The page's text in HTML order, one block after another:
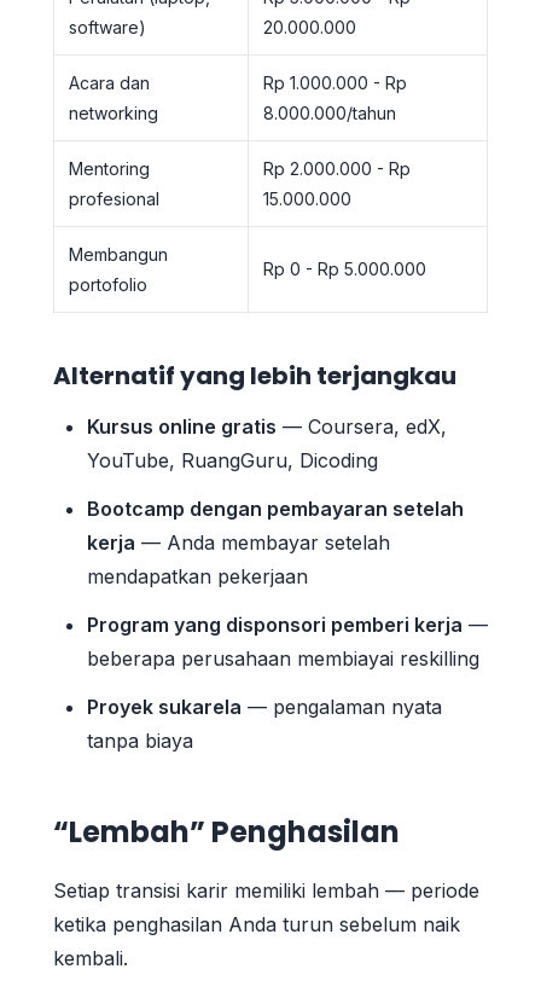
software)
20.000.000
Acara dan
networking
Rp 1.000.000 - Rp
8.000.000/tahun
Mentoring
profesional
Rp 2.000.000 - Rp
15.000.000
Membangun
portofolio
Rp 0 - Rp 5.000.000
Alternatif yang lebih terjangkau
Kursus online gratis — Coursera, edX,
YouTube, RuangGuru, Dicoding
Bootcamp dengan pembayaran setelah
kerja — Anda membayar setelah
mendapatkan pekerjaan
Program yang disponsori pemberi kerja —
beberapa perusahaan membiayai reskilling
Proyek sukarela — pengalaman nyata
tanpa biaya
“Lembah” Penghasilan
Setiap transisi karir memiliki lembah — periode
ketika penghasilan Anda turun sebelum naik
kembali.